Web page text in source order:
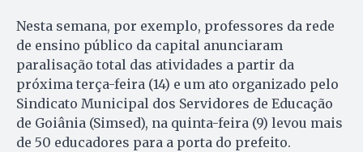
Nesta semana, por exemplo, professores da rede
de ensino público da capital anunciaram
paralisação total das atividades a partir da
próxima terça-feira (14) e um ato organizado pelo
Sindicato Municipal dos Servidores de Educação
de Goiânia (Simsed), na quinta-feira (9) levou mais
de 50 educadores para a porta do prefeito.